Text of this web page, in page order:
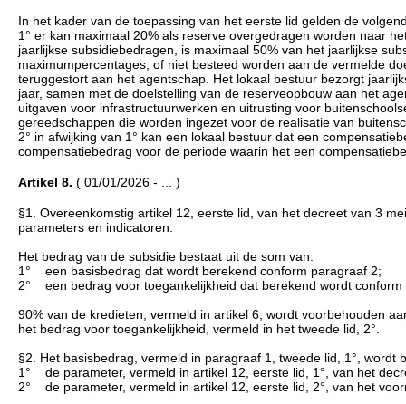
In het kader van de toepassing van het eerste lid gelden de
1° er kan maximaal 20% als reserve overgedragen worden naar
jaarlijkse subsidiebedragen, is maximaal 50% van het jaarlijkse
maximumpercentages, of niet besteed worden aan de vermelde
teruggestort aan het agentschap. Het lokaal bestuur bezorgt
jaar, samen met de doelstelling van de reserveopbouw aan het
uitgaven voor infrastructuurwerken en uitrusting voor
gereedschappen die worden ingezet voor de realisatie van
2° in afwijking van 1° kan een lokaal bestuur dat een
compensatiebedrag voor de periode waarin het een
Artikel 8. ( 01/01/2026 - ... )
§1. Overeenkomstig artikel 12, eerste lid, van het decreet van 3
parameters en indicatoren.
Het bedrag van de subsidie bestaat uit de som van:
1° een basisbedrag dat wordt berekend conform paragraaf 2;
2° een bedrag voor toegankelijkheid dat berekend wordt conform
90% van de kredieten, vermeld in artikel 6, wordt voorbehouden
het bedrag voor toegankelijkheid, vermeld in het tweede lid, 2°.
§2. Het basisbedrag, vermeld in paragraaf 1, tweede lid, 1°,
1° de parameter, vermeld in artikel 12, eerste lid, 1°, van het
2° de parameter, vermeld in artikel 12, eerste lid, 2°, van het